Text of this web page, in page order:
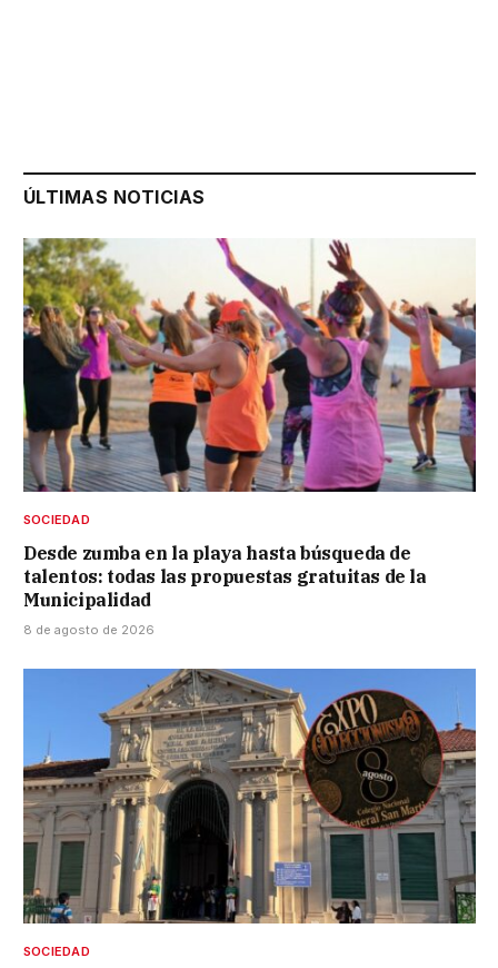
ÚLTIMAS NOTICIAS
SOCIEDAD
Desde zumba en la playa hasta búsqueda de
talentos: todas las propuestas gratuitas de la
Municipalidad
8 de agosto de 2026
SOCIEDAD